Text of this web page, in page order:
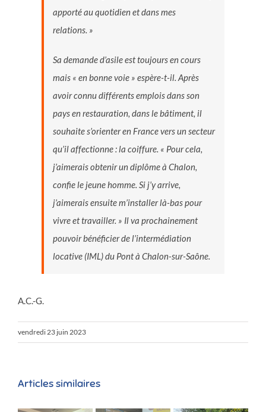
apporté au quotidien et dans mes
relations. »
Sa demande d’asile est toujours en cours
mais « en bonne voie » espère-t-il. Après
avoir connu différents emplois dans son
pays en restauration, dans le bâtiment, il
souhaite s’orienter en France vers un secteur
qu’il affectionne : la coiffure. « Pour cela,
j’aimerais obtenir un diplôme à Chalon,
confie le jeune homme. Si j’y arrive,
j’aimerais ensuite m’installer là-bas pour
vivre et travailler. » Il va prochainement
pouvoir bénéficier de l’intermédiation
locative (IML) du Pont à Chalon-sur-Saône.
A.C.-G.
vendredi 23 juin 2023
Articles similaires